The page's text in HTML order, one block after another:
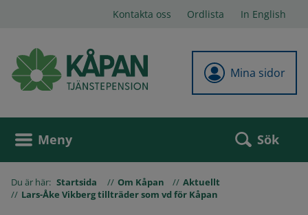
Kontakta oss Ordlista In English
Mina sidor
Meny Sök
Du är här: Startsida Om Kåpan
Aktuellt
Lars-Åke Vikberg tillträder som vd för Kåpan